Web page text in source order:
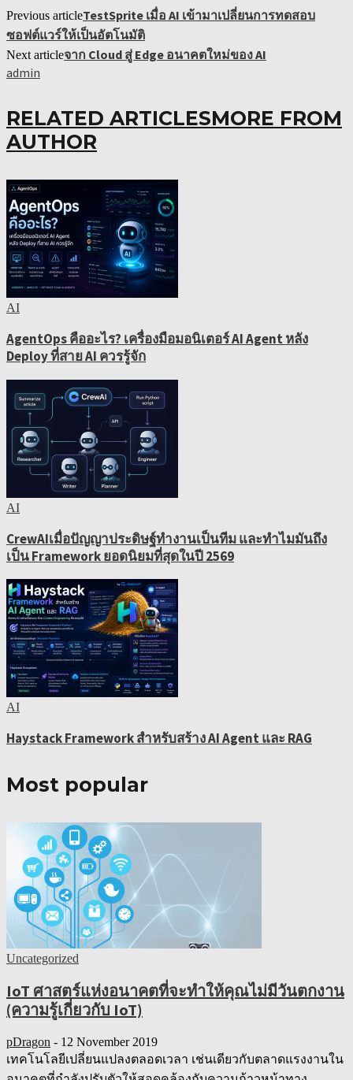
Previous articleTestSprite เมื่อ AI เข้ามาเปลี่ยนการทดสอบ
ซอฟต์แวร์ให้เป็นอัตโนมัติ
Next articleจาก Cloud สู่ Edge อนาคตใหม่ของ AI
admin
RELATED ARTICLESMORE FROM
AUTHOR
AI
AgentOps คืออะไร? เครื่องมือมอนิเตอร์ AI Agent หลัง
Deploy ที่สาย AI ควรรู้จัก
AI
CrewAIเมื่อปัญญาประดิษฐ์ทำงานเป็นทีม และทำไมมันถึง
เป็น Framework ยอดนิยมที่สุดในปี 2569
AI
Haystack Framework สำหรับสร้าง AI Agent และ RAG
Most popular
Uncategorized
IoT ศาสตร์แห่งอนาคตที่จะทำให้คุณไม่มีวันตกงาน
(ความรู้เกี่ยวกับ IoT)
pDragon - 12 November 2019
เทคโนโลยีเปลี่ยนแปลงตลอดเวลา เช่นเดียวกับตลาดแรงงานใน